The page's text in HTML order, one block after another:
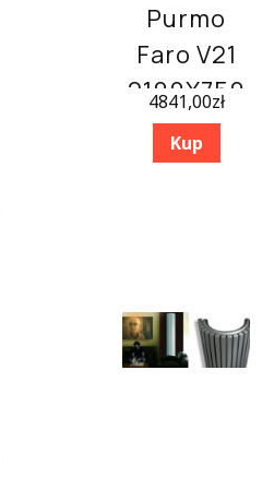
Purmo
Faro V21
2100X750
4841,00zł
Kup